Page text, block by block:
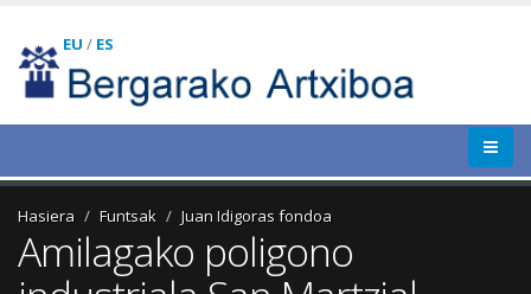
EU / ES
Hasiera Funtsak Juan Idigoras fondoa
Amilagako poligono